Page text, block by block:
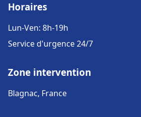
Horaires
Lun-Ven: 8h-19h
Service d'urgence 24/7
Zone intervention
Blagnac, France